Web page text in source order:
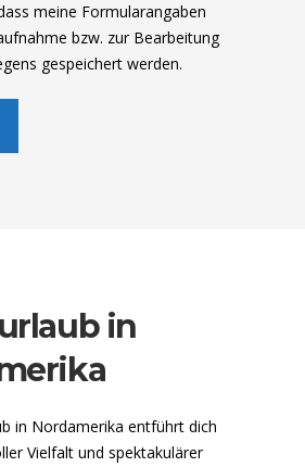
meine Formularangaben
bzw. zur Bearbeitung
gespeichert werden.
in
in Nordamerika entführt dich
Vielfalt und spektakulärer